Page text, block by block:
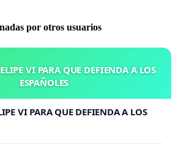
por otros usuarios
VI PARA QUE DEFIENDA A LOS
ESPAÑOLES
VI PARA QUE DEFIENDA A LOS